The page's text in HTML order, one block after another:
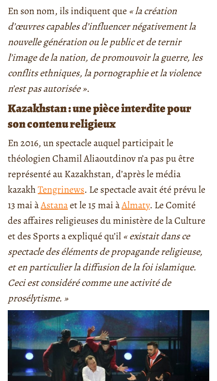
En son nom, ils indiquent que « la création
d’œuvres capables d’influencer négativement la
nouvelle génération ou le public et de ternir
l’image de la nation, de promouvoir la guerre, les
conflits ethniques, la pornographie et la violence
n’est pas autorisée ».
Kazakhstan : une pièce interdite pour
son contenu religieux
En 2016, un spectacle auquel participait le
théologien Chamil Aliaoutdinov n’a pas pu être
représenté au Kazakhstan, d’après le média
kazakhTengrinews. Le spectacle avait été prévu le
13 mai àAstanaet le 15 mai àAlmaty. Le Comité
des affaires religieuses du ministère de la Culture
et des Sports a expliqué qu’il« existait dans ce
spectacle des éléments de propagande religieuse,
et en particulier la diffusion de la foi islamique.
Ceci est considéré comme une activité de
prosélytisme. »